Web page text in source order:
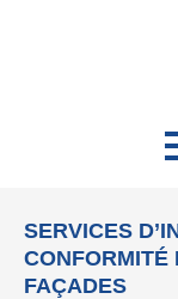
SERVICES
CONFORMITÉ
FAÇADES